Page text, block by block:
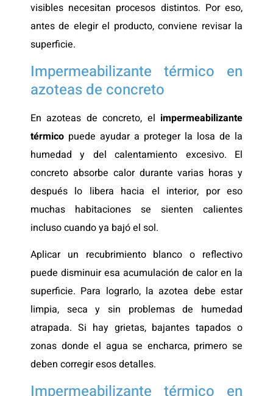
visibles necesitan procesos distintos. Por eso,
antes de elegir el producto, conviene revisar la
superficie.
Impermeabilizante térmico en
azoteas de concreto
En azoteas de concreto, el impermeabilizante
térmico puede ayudar a proteger la losa de la
humedad y del calentamiento excesivo. El
concreto absorbe calor durante varias horas y
después lo libera hacia el interior, por eso
muchas habitaciones se sienten calientes
incluso cuando ya bajó el sol.
Aplicar un recubrimiento blanco o reflectivo
puede disminuir esa acumulación de calor en la
superficie. Para lograrlo, la azotea debe estar
limpia, seca y sin problemas de humedad
atrapada. Si hay grietas, bajantes tapados o
zonas donde el agua se encharca, primero se
deben corregir esos detalles.
Impermeabilizante térmico en